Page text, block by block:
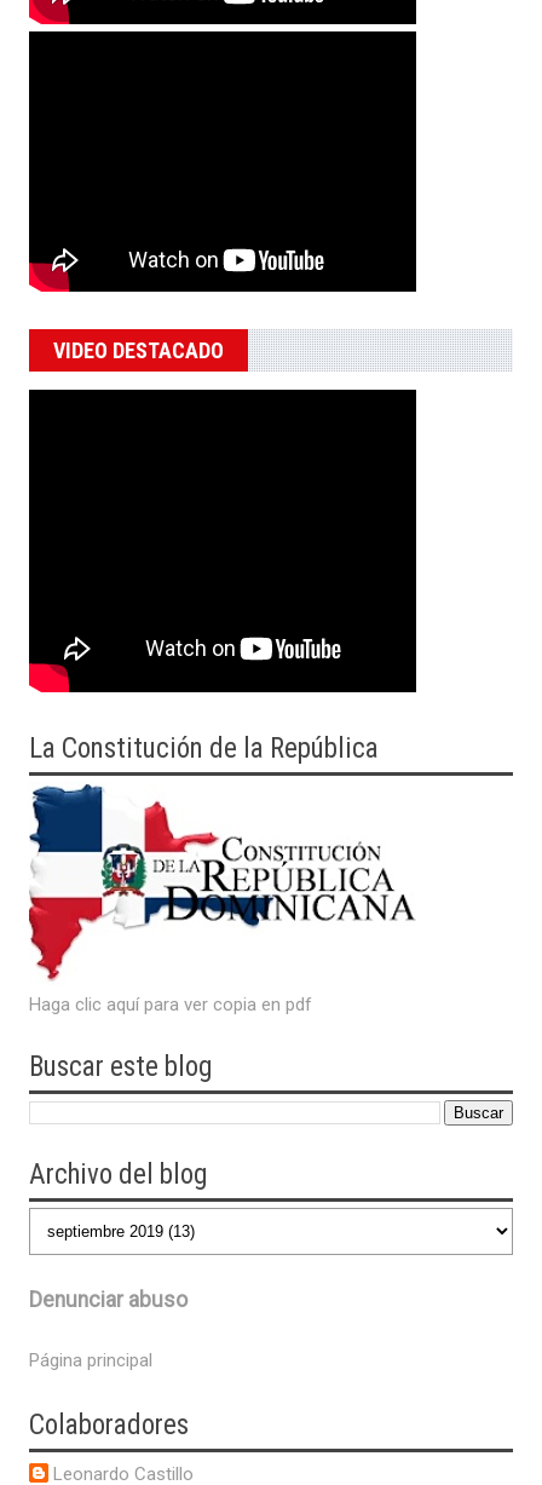
VIDEO DESTACADO
La Constitución de la República
Haga clic aquí para ver copia en pdf
Buscar este blog
Archivo del blog
Denunciar abuso
Página principal
Colaboradores
Leonardo Castillo